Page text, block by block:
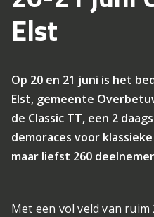
Elst
Op 20 en 21 juni is het
Elst, gemeente
de Classic TT, een 2
demoraces voor
maar liefst 260
Met een vol veld van